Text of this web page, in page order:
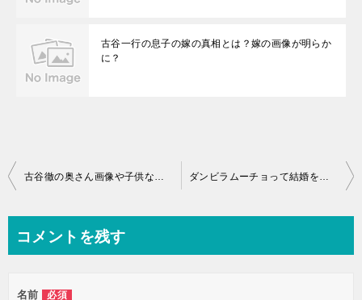
古谷一行の息子の嫁の真相とは？嫁の画像が明らか
に？
投
ビ
古谷徹の奥さん画像や子供などの詳細とは？年齢と見た目のギャップがやばい！ ダンビラムーチョって結婚をしているのか？原田の彼女との熱愛報道がやばい？
コメントを残す
名前 必須